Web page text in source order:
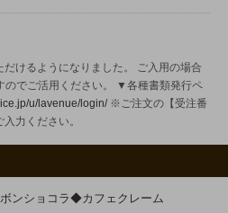
けるようになりました。
ご入用の場合
でご活用ください。
▼各種書類発行ペ
u/lavenue/login/※ご注文の【受注番
力ください。